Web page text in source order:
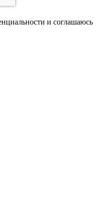
и соглашаюсь